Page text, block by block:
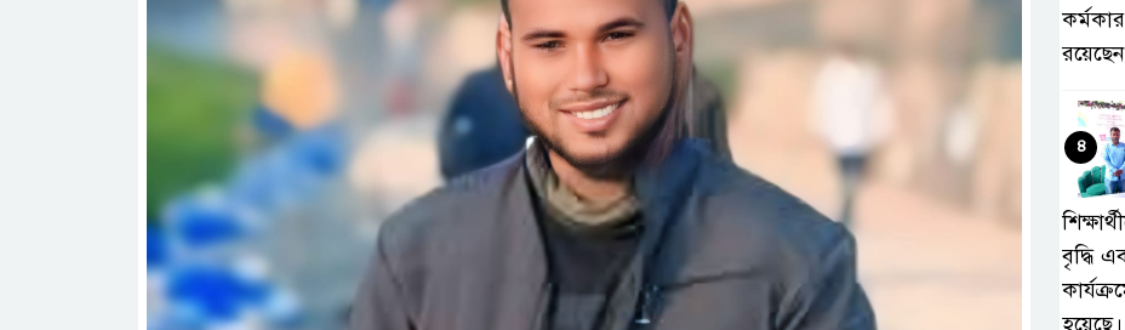
বৃদ্ধি
হয়েছে।
৪